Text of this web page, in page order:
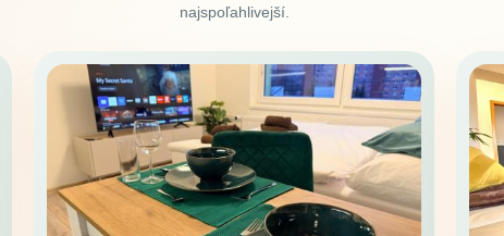
najspoľahlivejší.